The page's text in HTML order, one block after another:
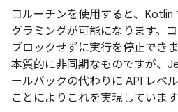
コルーチンを使用すると、Kotlin
グラミングが可能になります。
ブロックせずに実行を停止でき
本質的に非同期なものですが、
ールバックの代わりに API レベ
ことによりこれを実現しています